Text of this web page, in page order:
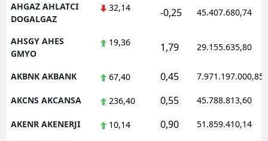
AHGAZ AHLATCI
DOGALGAZ
32,14 -0,25 45.407.680,74
AHSGY AHES
GMYO
19,36 1,79 29.155.635,80
AKBNK AKBANK 67,40 0,45 7.971.197.000,85
AKCNS AKCANSA 236,40 0,55 45.788.813,60
AKENR AKENERJI 10,14 0,90 51.859.410,14